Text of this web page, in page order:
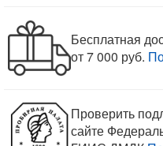
Бесплатная
от 7 000 руб.
Проверить
сайте